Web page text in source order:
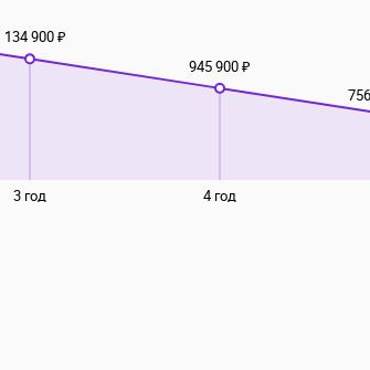
3 год 4 год
134 900 ₽
945 900 ₽